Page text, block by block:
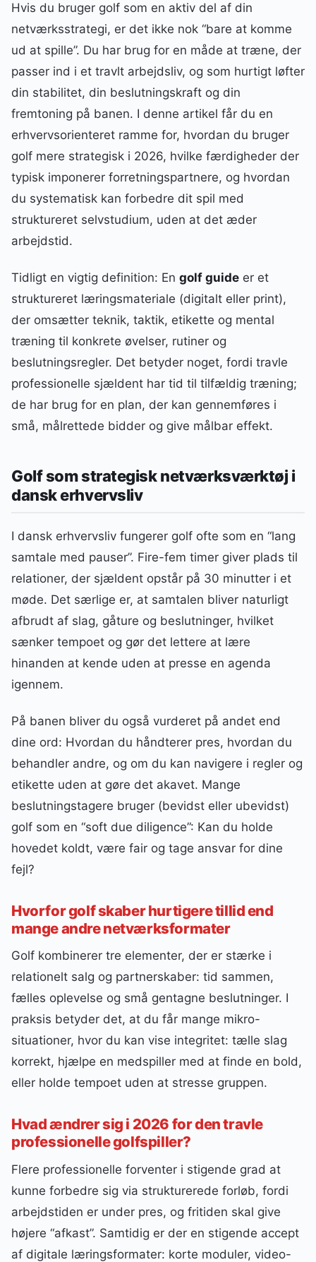
Hvis du bruger golf som en aktiv del af din
netværksstrategi, er det ikke nok “bare at komme
ud at spille”. Du har brug for en måde at træne, der
passer ind i et travlt arbejdsliv, og som hurtigt løfter
din stabilitet, din beslutningskraft og din
fremtoning på banen. I denne artikel får du en
erhvervsorienteret ramme for, hvordan du bruger
golf mere strategisk i 2026, hvilke færdigheder der
typisk imponerer forretningspartnere, og hvordan
du systematisk kan forbedre dit spil med
struktureret selvstudium, uden at det æder
arbejdstid.
Tidligt en vigtig definition: En golf guide er et
struktureret læringsmateriale (digitalt eller print),
der omsætter teknik, taktik, etikette og mental
træning til konkrete øvelser, rutiner og
beslutningsregler. Det betyder noget, fordi travle
professionelle sjældent har tid til tilfældig træning;
de har brug for en plan, der kan gennemføres i
små, målrettede bidder og give målbar effekt.
Golf som strategisk netværksværktøj i
dansk erhvervsliv
I dansk erhvervsliv fungerer golf ofte som en “lang
samtale med pauser”. Fire-fem timer giver plads til
relationer, der sjældent opstår på 30 minutter i et
møde. Det særlige er, at samtalen bliver naturligt
afbrudt af slag, gåture og beslutninger, hvilket
sænker tempoet og gør det lettere at lære
hinanden at kende uden at presse en agenda
igennem.
På banen bliver du også vurderet på andet end
dine ord: Hvordan du håndterer pres, hvordan du
behandler andre, og om du kan navigere i regler og
etikette uden at gøre det akavet. Mange
beslutningstagere bruger (bevidst eller ubevidst)
golf som en “soft due diligence”: Kan du holde
hovedet koldt, være fair og tage ansvar for dine
fejl?
Hvorfor golf skaber hurtigere tillid end
mange andre netværksformater
Golf kombinerer tre elementer, der er stærke i
relationelt salg og partnerskaber: tid sammen,
fælles oplevelse og små gentagne beslutninger. I
praksis betyder det, at du får mange mikro-
situationer, hvor du kan vise integritet: tælle slag
korrekt, hjælpe en medspiller med at finde en bold,
eller holde tempoet uden at stresse gruppen.
Hvad ændrer sig i 2026 for den travle
professionelle golfspiller?
Flere professionelle forventer i stigende grad at
kunne forbedre sig via strukturerede forløb, fordi
arbejdstiden er under pres, og fritiden skal give
højere “afkast”. Samtidig er der en stigende accept
af digitale læringsformater: korte moduler, video-